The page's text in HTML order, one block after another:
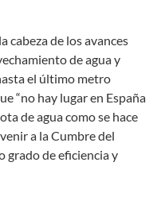
cabeza de los avances
de agua y
el último metro
“no hay lugar en España
de agua como se hace
a la Cumbre del
grado de eficiencia y